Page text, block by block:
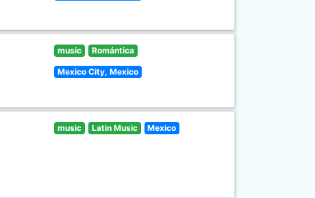
music Romántica
Mexico City, Mexico
music Latin Music Mexico